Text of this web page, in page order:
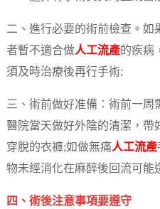
二、進行必要的術前檢查。
者暫不適合做人工流產的疾病
須及時治療後再行手術;
三、術前做好准備：術前一周
醫院當天做好外陰的清潔，帶
穿脫的衣褲;如做無痛人工流產
物未經消化在麻醉後回流可能
四、術後注意事項要遵守